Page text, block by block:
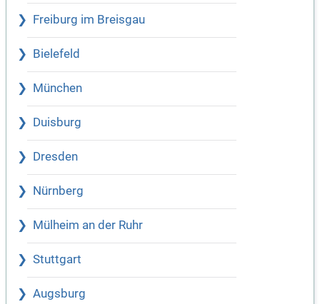
Freiburg im Breisgau
Bielefeld
München
Duisburg
Dresden
Nürnberg
Mülheim an der Ruhr
Stuttgart
Augsburg